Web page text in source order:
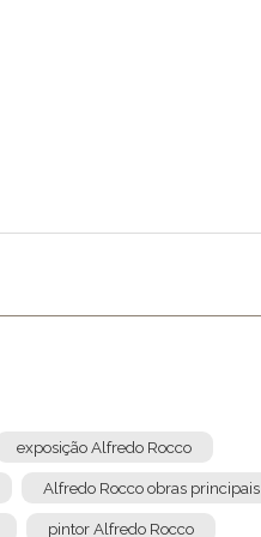
exposição Alfredo Rocco
Alfredo Rocco obras principais
pintor Alfredo Rocco